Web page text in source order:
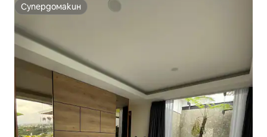
Супердомакин
Супердомакин